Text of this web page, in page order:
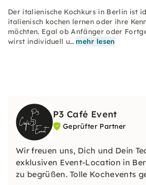
Der italienische Kochkurs in Berlin ist
italienisch kochen lernen oder ihre
möchten. Egal ob Anfänger oder
wirst individuell u… mehr lesen
P3 Café Event
Geprüfter Partner
Wir freuen uns, Dich und Dein
exklusiven Event-Location in
zu begrüßen. Tolle Kochevents